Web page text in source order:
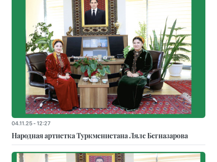
04.11.25 - 12:27
Народная артистка Туркменистана Ляле Бегназарова